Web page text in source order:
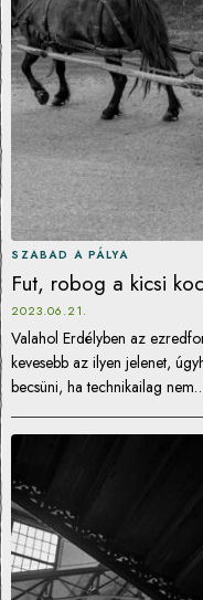
SZABAD A PÁLYA
Fut, robog a kicsi
2023.06.21.
Valahol Erdélyben az
kevesebb az ilyen jelenet,
becsüni, ha technikailag